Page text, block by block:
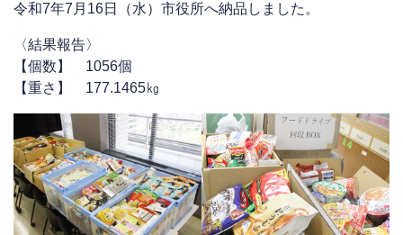
令和7年7月16日（水）市役所へ納品しました。
〈結果報告〉
【個数】 1056個
【重さ】 177.1465㎏